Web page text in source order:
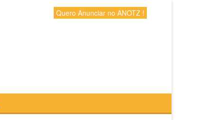
Quero Anunciar no ANOTZ !